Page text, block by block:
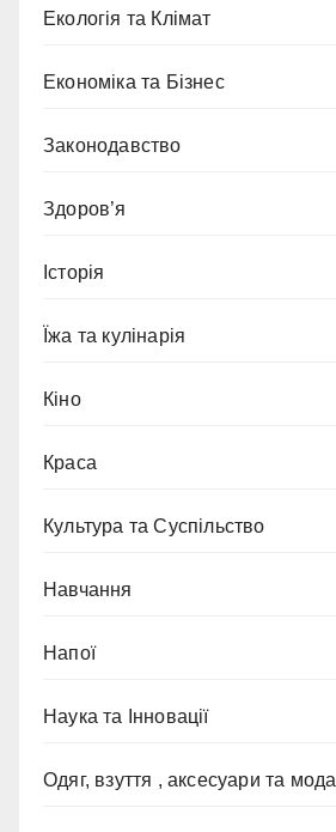
Екологія та Клімат
Економіка та Бізнес
Законодавство
Здоров’я
Історія
Їжа та кулінарія
Кіно
Краса
Культура та Суспільство
Навчання
Напої
Наука та Інновації
Одяг, взуття , аксесуари та мода